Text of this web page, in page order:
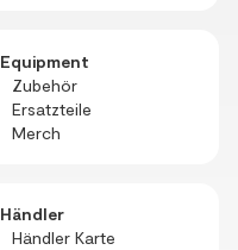
Equipment
Zubehör
Ersatzteile
Merch
Händler
Händler Karte